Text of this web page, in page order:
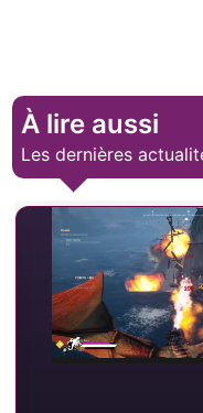
À lire aussi
Les dernières